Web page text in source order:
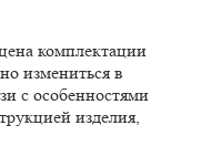
комплектации
измениться в
с особенностями
изделия,